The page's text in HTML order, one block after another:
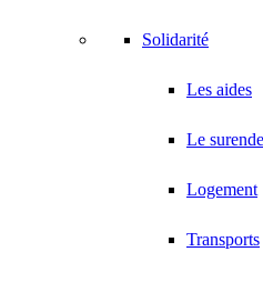
Solidarité
Les aides
Le
Logement
Transports